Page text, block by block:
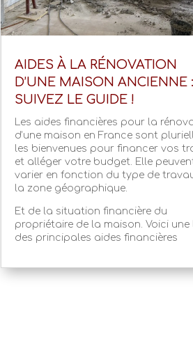
AIDES À LA RÉNOVATION
D’UNE MAISON ANCIENNE :
SUIVEZ LE GUIDE !
Les aides financières pour la
d’une maison en France sont
les bienvenues pour financer vos
et alléger votre budget. Elle
varier en fonction du type de
la zone géographique.
Et de la situation financière du
propriétaire de la maison. Voici une
des principales aides financières